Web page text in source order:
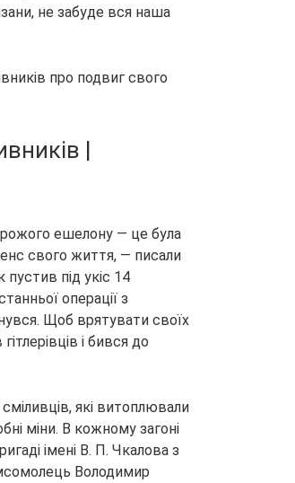
не забуде вся наша
про подвиг свого
ешелону — це була
свого життя, — писали
під укіс 14
операції з
Щоб врятувати своїх
і бився до
які витоплювали
міни. В кожному загоні
імені В. П. Чкалова з
Володимир